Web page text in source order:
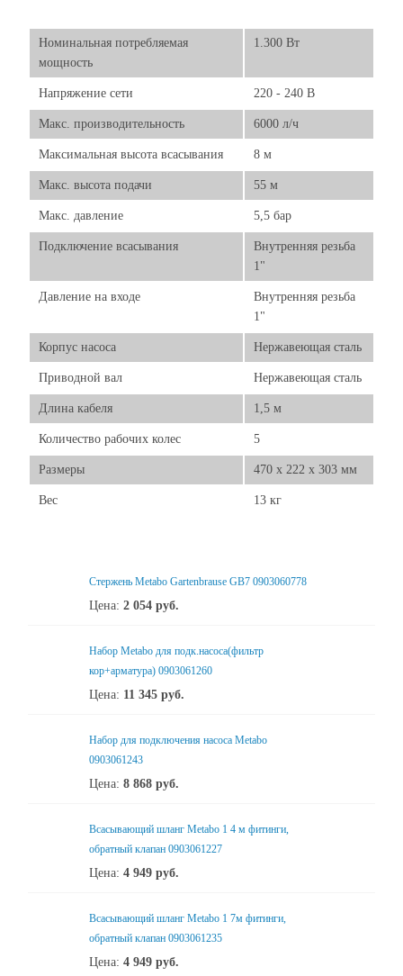
Номинальная потребляемая
мощность
1.300 Вт
Напряжение сети 220 - 240 В
Макс. производительность 6000 л/ч
Максимальная высота всасывания 8 м
Макс. высота подачи 55 м
Макс. давление 5,5 бар
Подключение всасывания
Внутренняя резьба
1"
Давление на входе
Внутренняя резьба
1"
Корпус насоса Нержавеющая сталь
Приводной вал Нержавеющая сталь
Длина кабеля 1,5 м
Количество рабочих колес 5
Размеры 470 x 222 x 303 мм
Вес 13 кг
Стержень Metabo Gartenbrause GB7 0903060778
Цена: 2 054 руб.
Набор Metabo для подк.насоса(фильтр
кор+арматура) 0903061260
Цена: 11 345 руб.
Набор для подключения насоса Metabo
0903061243
Цена: 8 868 руб.
Всасывающий шланг Metabo 1 4 м фитинги,
обратный клапан 0903061227
Цена: 4 949 руб.
Всасывающий шланг Metabo 1 7м фитинги,
обратный клапан 0903061235
Цена: 4 949 руб.